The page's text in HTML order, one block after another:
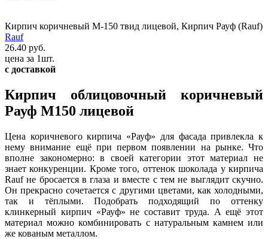
Кирпич коричневый М-150 твид лицевой, Кирпич Рауф (Rauf)
Rauf
26.40 руб.
цена за 1шт.
с доставкой
Кирпич облицовочный коричневый
Рауф М150 лицевой
Цена коричневого кирпича «Рауф» для фасада привлекла к
нему внимание ещё при первом появлении на рынке. Что
вполне закономерно: в своей категории этот материал не
знает конкуренции. Кроме того, оттенок шоколада у кирпича
Rauf не бросается в глаза и вместе с тем не выглядит скучно.
Он прекрасно сочетается с другими цветами, как холодными,
так и тёплыми. Подобрать подходящий по оттенку
клинкерный кирпич «Рауф» не составит труда. А ещё этот
материал можно комбинировать с натуральным камнем или
же кованым металлом.